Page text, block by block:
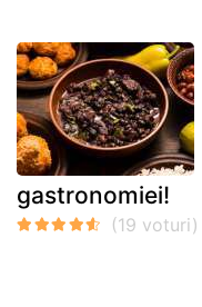
gastronomiei!